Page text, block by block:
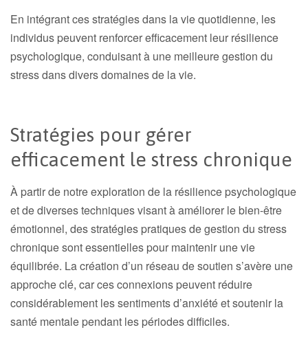
En intégrant ces stratégies dans la vie quotidienne, les
individus peuvent renforcer efficacement leur résilience
psychologique, conduisant à une meilleure gestion du
stress dans divers domaines de la vie.
Stratégies pour gérer
efficacement le stress chronique
À partir de notre exploration de la résilience psychologique
et de diverses techniques visant à améliorer le bien-être
émotionnel, des stratégies pratiques de gestion du stress
chronique sont essentielles pour maintenir une vie
équilibrée. La création d’un réseau de soutien s’avère une
approche clé, car ces connexions peuvent réduire
considérablement les sentiments d’anxiété et soutenir la
santé mentale pendant les périodes difficiles.